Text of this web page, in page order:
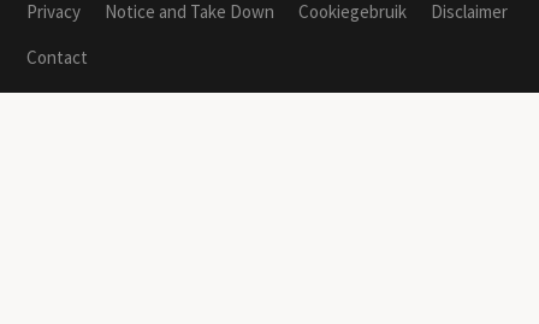
Privacy
Notice and Take Down Cookiegebruik
Disclaimer
Contact